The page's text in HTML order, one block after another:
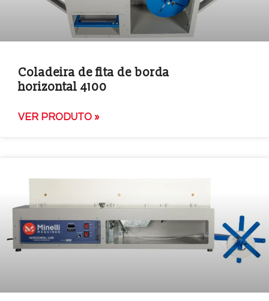
Coladeira de fita de borda
horizontal 4100
VER PRODUTO »